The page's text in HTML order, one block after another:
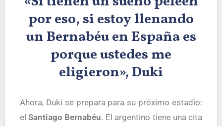
por eso, si estoy llenando
un Bernabéu en España es
porque ustedes me
eligieron», Duki
Ahora, Duki se prepara para su próximoestadio:
elSantiago Bernabéu. El argentino tiene una cita